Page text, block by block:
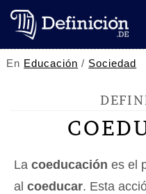
En Educación / Sociedad
La coeducación es el
al coeducar. Esta